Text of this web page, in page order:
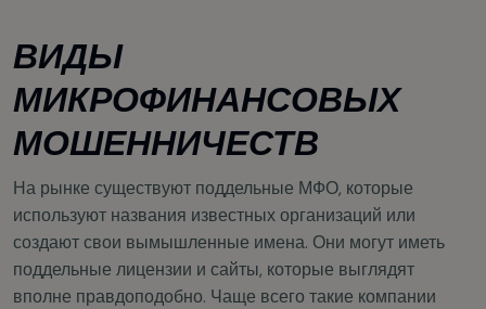
ВИДЫ
МИКРОФИНАНСОВЫХ
МОШЕННИЧЕСТВ
На рынке существуют поддельные МФО, которые
используют названия известных организаций или
создают свои вымышленные имена. Они могут иметь
поддельные лицензии и сайты, которые выглядят
вполне правдоподобно. Чаще всего такие компании